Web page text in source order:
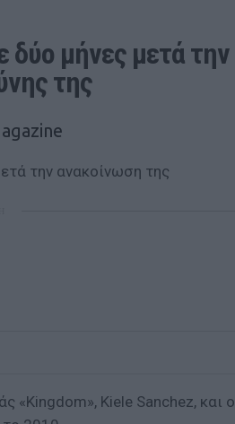
δύο μήνες μετά την
της
«Kingdom», Kiele Sanchez, και ο